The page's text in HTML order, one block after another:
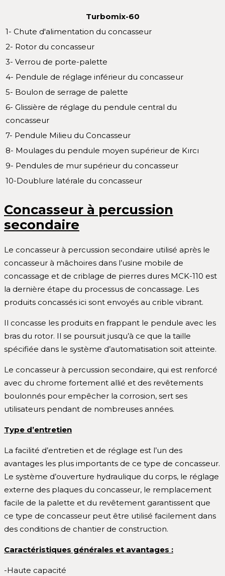
Turbomix-60
1- Chute d'alimentation du concasseur
2- Rotor du concasseur
3- Verrou de porte-palette
4- Pendule de réglage inférieur du concasseur
5- Boulon de serrage de palette
6- Glissière de réglage du pendule central du
concasseur
7- Pendule Milieu du Concasseur
8- Moulages du pendule moyen supérieur de Kırcı
9- Pendules de mur supérieur du concasseur
10-Doublure latérale du concasseur
Concasseur à percussion
secondaire
Le concasseur à percussion secondaire utilisé après le
concasseur à mâchoires dans l’usine mobile de
concassage et de criblage de pierres dures MCK-110 est
la dernière étape du processus de concassage. Les
produits concassés ici sont envoyés au crible vibrant.
Il concasse les produits en frappant le pendule avec les
bras du rotor. Il se poursuit jusqu’à ce que la taille
spécifiée dans le système d’automatisation soit atteinte.
Le concasseur à percussion secondaire, qui est renforcé
avec du chrome fortement allié et des revêtements
boulonnés pour empêcher la corrosion, sert ses
utilisateurs pendant de nombreuses années.
Type d’entretien
La facilité d’entretien et de réglage est l’un des
avantages les plus importants de ce type de concasseur.
Le système d’ouverture hydraulique du corps, le réglage
externe des plaques du concasseur, le remplacement
facile de la palette et du revêtement garantissent que
ce type de concasseur peut être utilisé facilement dans
des conditions de chantier de construction.
Caractéristiques générales et avantages :
-Haute capacité